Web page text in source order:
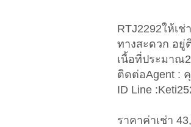
RTJ2292ให้เ
ทางสะดวก อ
เนื้อที่ประมาณ
ติดต่อAgent :
ID Line
ราคาค่าเช่า